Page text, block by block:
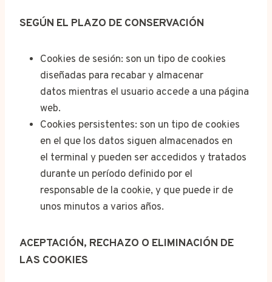
SEGÚN EL PLAZO DE CONSERVACIÓN
Cookies de sesión: son un tipo de cookies
diseñadas para recabar y almacenar
datos mientras el usuario accede a una página
web.
Cookies persistentes: son un tipo de cookies
en el que los datos siguen almacenados en
el terminal y pueden ser accedidos y tratados
durante un período definido por el
responsable de la cookie, y que puede ir de
unos minutos a varios años.
ACEPTACIÓN, RECHAZO O ELIMINACIÓN DE
LAS COOKIES